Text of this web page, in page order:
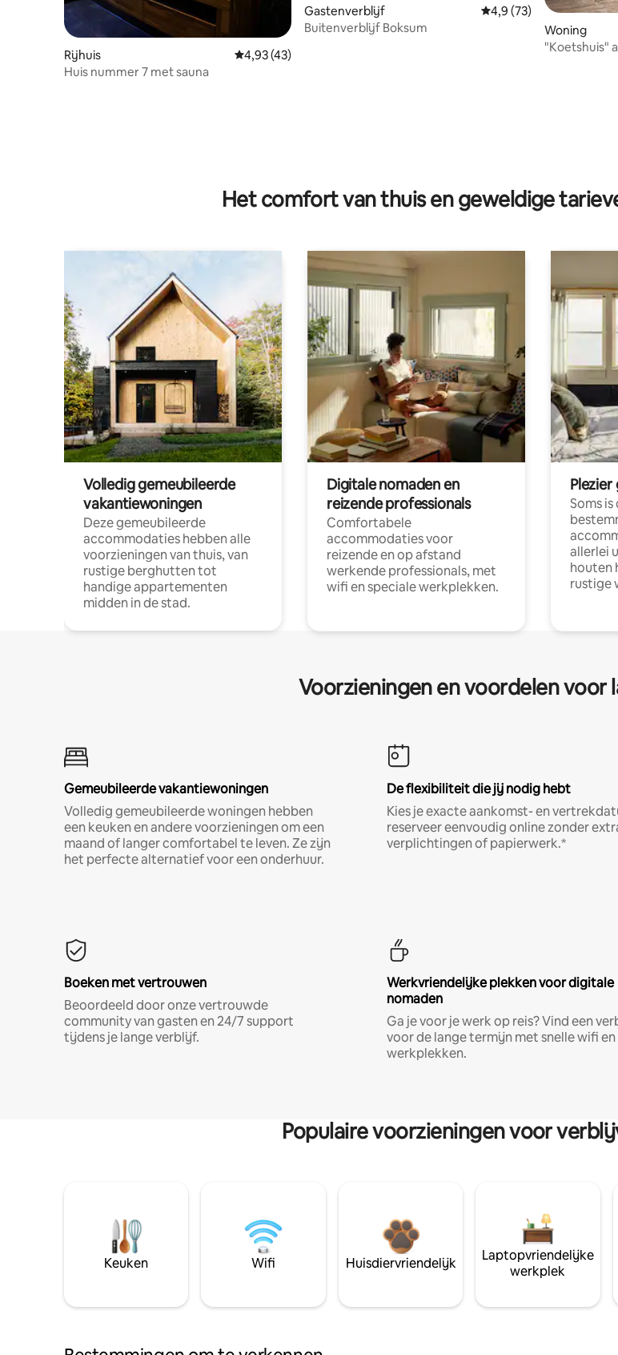
Rijhuis Gemiddelde beoordeling van 4,93 op 5, 43 recensies
4,93 (43)
Huis nummer 7 met sauna
Gastenverblijf Gemiddelde
4,9 (73)
Buitenverblijf Boksum
Woning
"Koetshuis"
Het comfort van thuis en geweldige
Volledig gemeubileerde
vakantiewoningen
Deze gemeubileerde
accommodaties hebben alle
voorzieningen van thuis, van
rustige berghutten tot
handige appartementen
midden in de stad.
Digitale nomaden en
reizende professionals
Comfortabele
accommodaties voor
reizende en op afstand
werkende professionals, met
wifi en speciale werkplekken.
Soms
allerlei
houten
rustige
Voorzieningen en voordelen voor
Gemeubileerde vakantiewoningen
Volledig gemeubileerde woningen hebben
een keuken en andere voorzieningen om een
maand of langer comfortabel te leven. Ze zijn
het perfecte alternatief voor een onderhuur.
De flexibiliteit die jij nodig hebt
Kies je exacte aankomst- en
reserveer eenvoudig online zonder
verplichtingen of papierwerk.*
Boeken met vertrouwen
Beoordeeld door onze vertrouwde
community van gasten en 24/7 support
tijdens je lange verblijf.
Werkvriendelijke plekken voor digitale
nomaden
Ga je voor je werk op reis? Vind een
voor de lange termijn met snelle wifi
werkplekken.
Populaire voorzieningen voor
Keuken Wifi Huisdiervriendelijk
Laptopvriendelijke
werkplek